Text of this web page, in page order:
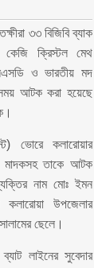
৩৩ বিজিবি ব্যাক
ক্রিস্টল মেথ
ও ভারতীয় মদ
আটক করা হয়েছে
ভোরে কলারোয়ার
মাদকসহ তাকে আটক
নাম মোঃ ইমন
উপজেলার
ছেলে।
লাইনের সুবেদার